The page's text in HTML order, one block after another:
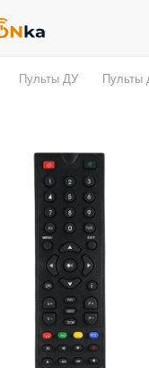
Пульты ДУ Пульты